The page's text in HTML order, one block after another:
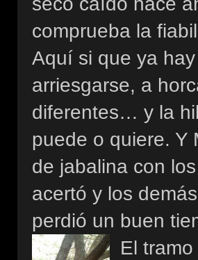
comprueba la
Aquí si que ya
arriesgarse, a
diferentes… y la
puede o quiere. Y
de jabalina con
acertó y los
perdió un buen
El